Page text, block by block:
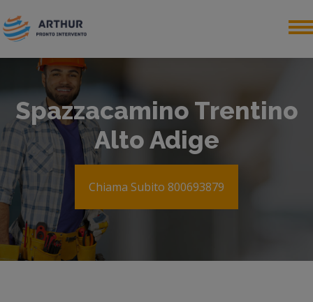
Spazzacamino Trentino
Alto Adige
Chiama Subito 800693879